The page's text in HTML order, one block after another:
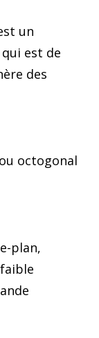
un
est de
des
octogonal
plan,